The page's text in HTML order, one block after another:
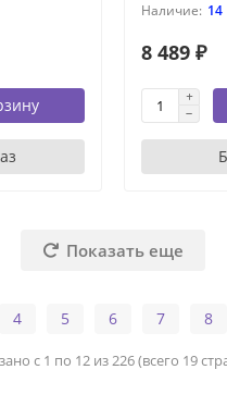
14
8 489 ₽
Показать еще
4 5 6 7 8
с 1 по 12 из 226 (всего 19